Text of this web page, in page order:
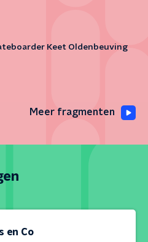
Keet Oldenbeuving
Meer fragmenten
en Co